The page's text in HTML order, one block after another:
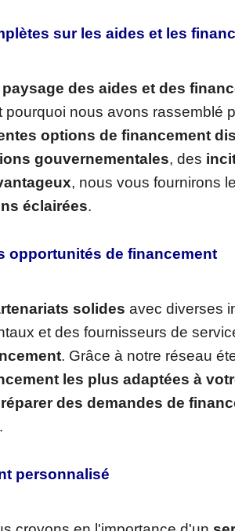
sur les aides et les
paysage des aides et des
pourquoi nous avons rassemblé
options de financement
gouvernementales, des
, nous vous fournirons
éclairées.
opportunités de financement
solides avec diverses
et des fournisseurs de
. Grâce à notre réseau
les plus adaptées à
des demandes de
.
personnalisé